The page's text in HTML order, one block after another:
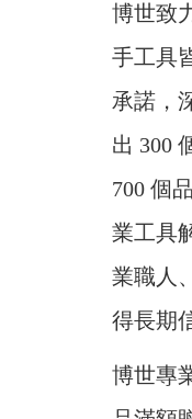
博世致
手工具
承諾，
出 300
700 個
業工具
業職人
得長期
博世專